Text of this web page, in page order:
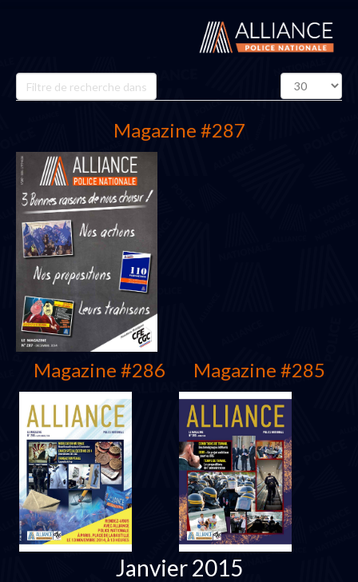
Champ
de
Affichage
#
Magazine #287
Janvier 2015
Magazine #286 Magazine #285